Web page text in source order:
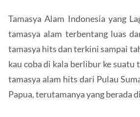
Tamasya Alam Indonesia yang
tamasya alam terbentang luas
tamasya hits dan terkini sampai
kau coba di kala berlibur ke suatu
tamasya alam hits dari Pulau
Papua, terutamanya yang berada